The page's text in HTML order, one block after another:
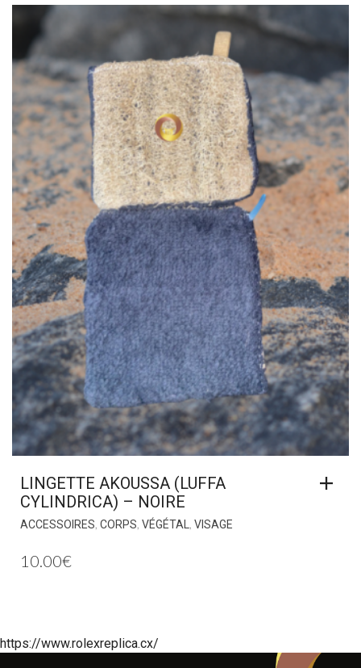
LINGETTE AKOUSSA (LUFFA
CYLINDRICA) – NOIRE
ACCESSOIRES CORPS VÉGÉTAL VISAGE
10.00€
https://www.rolexreplica.cx/